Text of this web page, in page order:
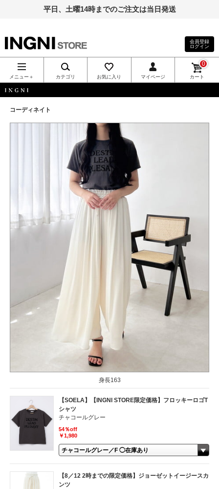
平日、土曜14時までのご注文は当日発送
INGNI（イン
グ）公式通
販｜INGNI
STORE
会員登録
ログイン
メニュー＋ カテゴリ お気に入り マイページ カート
0
コーディネイト
身長163
【SOELA】【INGNI STORE限定価格】フロッキーロゴT
シャツ
チャコールグレー
54％off
￥1,980
【8／12 2時までの限定価格】ジョーゼットイージースカ
ンツ